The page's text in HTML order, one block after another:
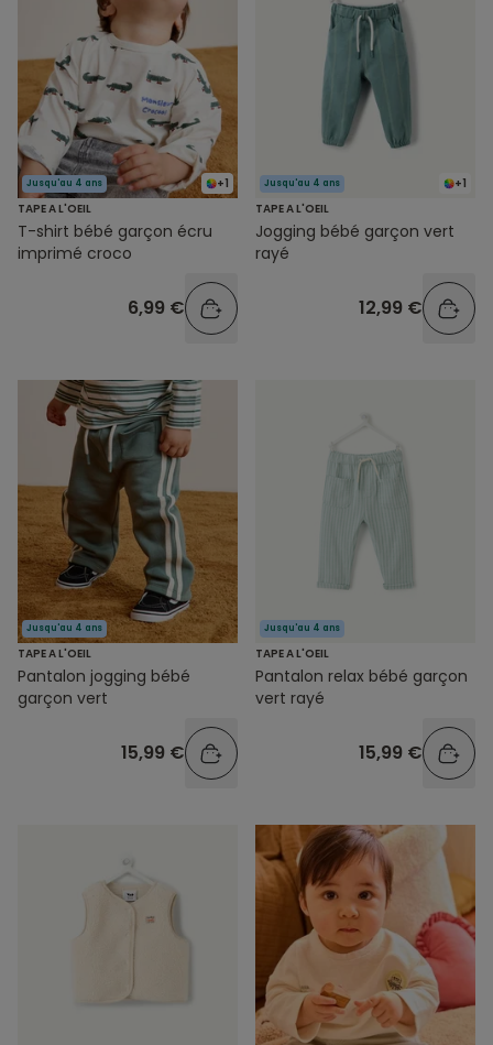
+1
Jusqu'au 4 ans
TAPE A L'OEIL
T-shirt bébé garçon écru
imprimé croco
6,99 €
+1
Jusqu'au 4 ans
TAPE A L'OEIL
Jogging bébé garçon vert
rayé
12,99 €
Jusqu'au 4 ans
TAPE A L'OEIL
Pantalon jogging bébé
garçon vert
15,99 €
Jusqu'au 4 ans
TAPE A L'OEIL
Pantalon relax bébé garçon
vert rayé
15,99 €